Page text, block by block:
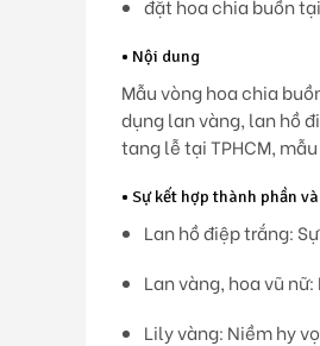
đặt hoa chia buồn
• Nội dung
Mẫuvòng hoa chia
dụnglan vàng, lan hồ
tang lễ tại TPHCM,
• Sự kết hợp thành phần
Lan hồ điệp trắng:
Lan vàng, hoa vũ nữ:
Lily vàng: Niềm hy